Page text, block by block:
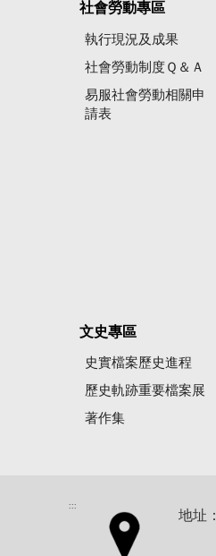
社會勞動專區
執行現況及成果
社會勞動制度Ｑ＆Ａ
易服社會勞動相關申
請表
文史專區
史實檔案歷史進程
歷史軌跡重要檔案展
著作集
:::
地址